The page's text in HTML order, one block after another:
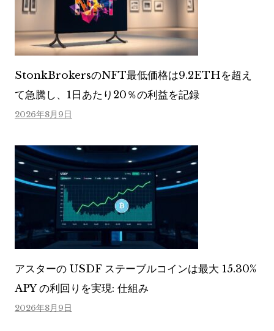
StonkBrokersのNFT最低価格は9.2ETHを超え
て急騰し、1日あたり20％の利益を記録
2026年8月9日
アスターの USDF ステーブルコインは最大 15.30%
APY の利回りを実現: 仕組み
2026年8月9日